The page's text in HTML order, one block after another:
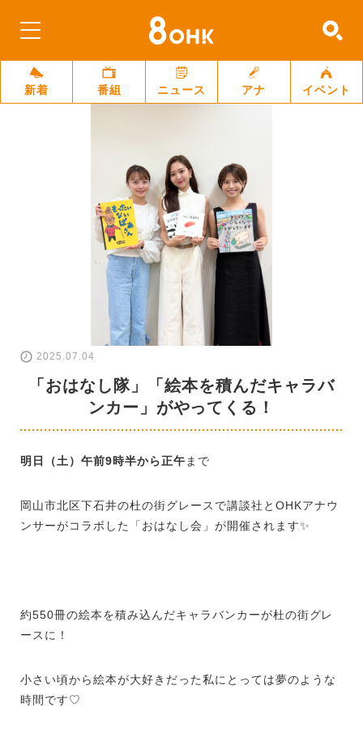
新着 番組 ニュース アナ イベント
2025.07.04
「おはなし隊」「絵本を積んだキャラバ
ンカー」がやってくる！
明日（土）午前9時半から正午 まで
岡山市北区下石井の杜の街グレースで講談社と OHKアナウ
ンサーがコラボした「おはなし会」が開催されます✨
約550冊の絵本を積み込んだキャラバンカーが杜の街グレ
ースに！
小さい頃から絵本が大好きだった私にとっては夢のような
時間です♡